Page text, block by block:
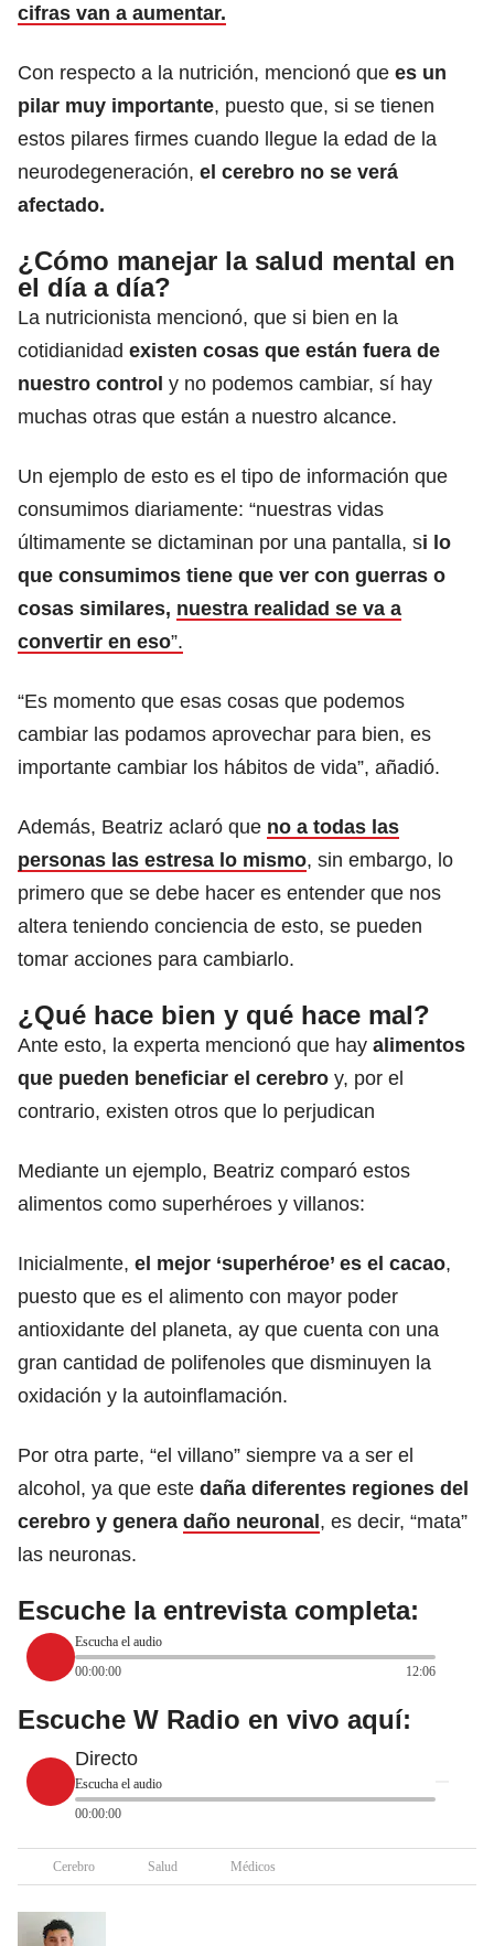
cifras van a aumentar.
Con respecto a la nutrición, mencionó que es un
pilar muy importante, puesto que, si se tienen
estos pilares firmes cuando llegue la edad de la
neurodegeneración, el cerebro no se verá
afectado.
¿Cómo manejar la salud mental en
el día a día?
La nutricionista mencionó, que si bien en la
cotidianidad existen cosas que están fuera de
nuestro control y no podemos cambiar, sí hay
muchas otras que están a nuestro alcance.
Un ejemplo de esto es el tipo de información que
consumimos diariamente: “nuestras vidas
últimamente se dictaminan por una pantalla, si lo
que consumimos tiene que ver con guerras o
cosas similares, nuestra realidad se va a
convertir en eso”.
“Es momento que esas cosas que podemos
cambiar las podamos aprovechar para bien, es
importante cambiar los hábitos de vida”, añadió.
Además, Beatriz aclaró que no a todas las
personas las estresa lo mismo, sin embargo, lo
primero que se debe hacer es entender que nos
altera teniendo conciencia de esto, se pueden
tomar acciones para cambiarlo.
¿Qué hace bien y qué hace mal?
Ante esto, la experta mencionó que hay alimentos
que pueden beneficiar el cerebro y, por el
contrario, existen otros que lo perjudican
Mediante un ejemplo, Beatriz comparó estos
alimentos como superhéroes y villanos:
Inicialmente, el mejor ‘superhéroe’ es el cacao,
puesto que es el alimento con mayor poder
antioxidante del planeta, ay que cuenta con una
gran cantidad de polifenoles que disminuyen la
oxidación y la autoinflamación.
Por otra parte, “el villano” siempre va a ser el
alcohol, ya que este daña diferentes regiones del
cerebro y genera daño neuronal, es decir, “mata”
las neuronas.
Escuche la entrevista completa:
Escucha el audio
00:00:00
12:06
Escuche W Radio en vivo aquí:
Directo
Escucha el audio
00:00:00
Cerebro Salud Médicos